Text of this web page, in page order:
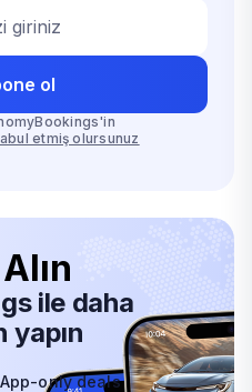
giriniz
ol
etmiş olursunuz
Alın
ile daha
yapın
App-only deals